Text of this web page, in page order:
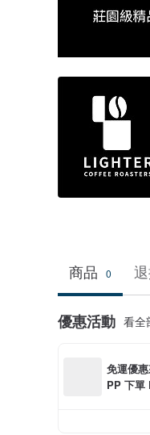
商品 0
優惠活動 看全
免運優
PP 下單